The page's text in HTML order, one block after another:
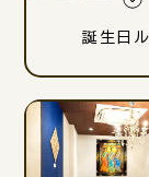
誕生日